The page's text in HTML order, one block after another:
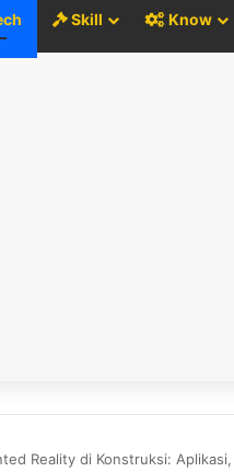
Skill Know
Reality di Konstruksi: